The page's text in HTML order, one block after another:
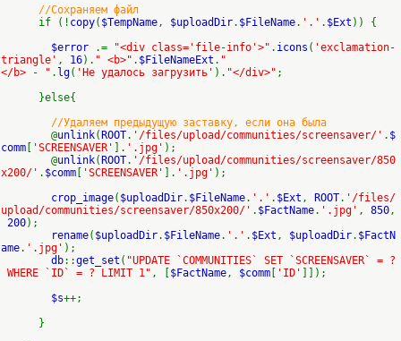
//Сохраняем файл
if (! copy( $TempName, $uploadDir. $FileName. '.' . $Ext )) {
$error
.= "<div class='file-info'>" . icons ( 'exclamation-
triangle' , 16). " <b>" . $FileNameExt . "
</b> - " . lg( 'Не удалось загрузить' ). "</div>" ;
}else{
//Удаляем предыдущую заставку, если она была
@unlink( ROOT. '/files/upload/communities/screensaver/' . $
comm
'SCREENSAVER' ]. '.jpg' );
@unlink( ROOT. '/files/upload/communities/screensaver/850
x200/' . $comm 'SCREENSAVER' ]. '.jpg' );
crop_image( $uploadDir. $FileName. '.' . $Ext , ROOT. '/files/
upload/communities/screensaver/850x200/' . $FactName. '.jpg' , 850,
200);
rename( $uploadDir. $FileName. '.' . $Ext , $uploadDir. $FactN
ame. '.jpg' );
db::get_set ( "UPDATE `COMMUNITIES` SET `SCREENSAVER` = ?
WHERE `ID` = ? LIMIT 1" , [ $FactName, $comm 'ID'
]]);
$s++;
}